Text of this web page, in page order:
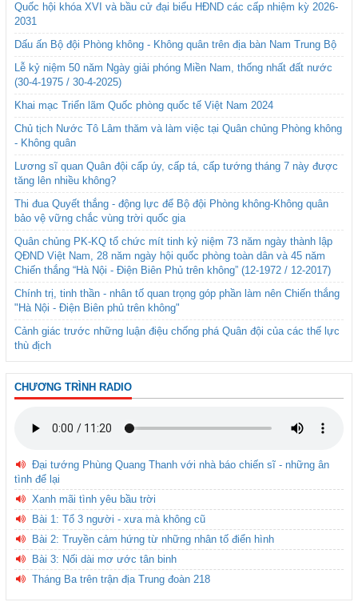
Quốc hội khóa XVI và bầu cử đại biểu HĐND các cấp nhiệm kỳ 2026-
2031
Dấu ấn Bộ đội Phòng không - Không quân trên địa bàn Nam Trung Bộ
Lễ kỷ niệm 50 năm Ngày giải phóng Miền Nam, thống nhất đất nước
(30-4-1975 / 30-4-2025)
Khai mạc Triển lãm Quốc phòng quốc tế Việt Nam 2024
Chủ tịch Nước Tô Lâm thăm và làm việc tại Quân chủng Phòng không
- Không quân
Lương sĩ quan Quân đội cấp úy, cấp tá, cấp tướng tháng 7 này được
tăng lên nhiều không?
Thi đua Quyết thắng - động lực để Bộ đội Phòng không-Không quân
bảo vệ vững chắc vùng trời quốc gia
Quân chủng PK-KQ tổ chức mít tinh kỷ niệm 73 năm ngày thành lập
QĐND Việt Nam, 28 năm ngày hội quốc phòng toàn dân và 45 năm
Chiến thắng “Hà Nội - Điện Biên Phủ trên không” (12-1972 / 12-2017)
Chính trị, tinh thần - nhân tố quan trọng góp phần làm nên Chiến thắng
"Hà Nội - Điện Biên phủ trên không"
Cảnh giác trước những luận điệu chống phá Quân đội của các thế lực
thù địch
CHƯƠNG TRÌNH RADIO
Đại tướng Phùng Quang Thanh với nhà báo chiến sĩ - những ân
tình để lại
Xanh mãi tình yêu bầu trời
Bài 1: Tổ 3 người - xưa mà không cũ
Bài 2: Truyền cảm hứng từ những nhân tố điển hình
Bài 3: Nối dài mơ ước tân binh
Tháng Ba trên trận địa Trung đoàn 218